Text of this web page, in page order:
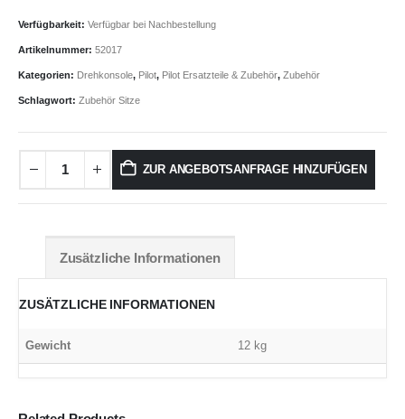
Verfügbarkeit: Verfügbar bei Nachbestellung
Artikelnummer: 52017
Kategorien: Drehkonsole, Pilot, Pilot Ersatzteile & Zubehör, Zubehör
Schlagwort: Zubehör Sitze
ZUR ANGEBOTSANFRAGE HINZUFÜGEN
Zusätzliche Informationen
ZUSÄTZLICHE INFORMATIONEN
Gewicht 12 kg